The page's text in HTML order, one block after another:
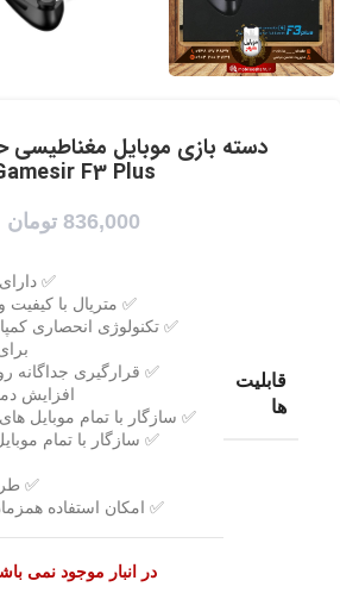
دسته بازی موبایل مغناطیسی
F3 Plus
836,000 تومان
قابلیت
ها
✅ دارای ۲ ماشه مغناطیسی
✅ متریال با
✅ قرارگیری جداگانه
افزایش
✅ سازگار با تمام موبایل های تا
✅
✅ امکان استفاده
در انبار موجود نمی